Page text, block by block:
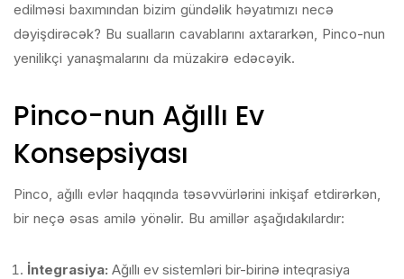
edilməsi baxımından bizim gündəlik həyatımızı necə
dəyişdirəcək? Bu sualların cavablarını axtararkən, Pinco-nun
yenilikçi yanaşmalarını da müzakirə edəcəyik.
Pinco-nun Ağıllı Ev
Konsepsiyası
Pinco, ağıllı evlər haqqında təsəvvürlərini inkişaf etdirərkən,
bir neçə əsas amilə yönəlir. Bu amillər aşağıdakılardır:
İntegrasiya: Ağıllı ev sistemləri bir-birinə inteqrasiya